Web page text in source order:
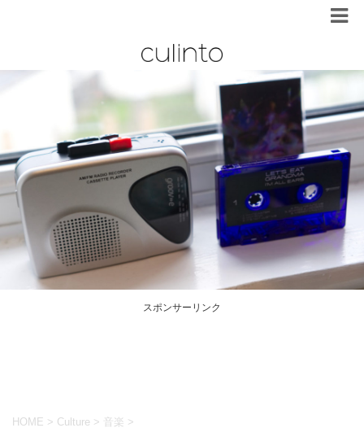
スポンサーリンク
HOME > Culture > 音楽 >